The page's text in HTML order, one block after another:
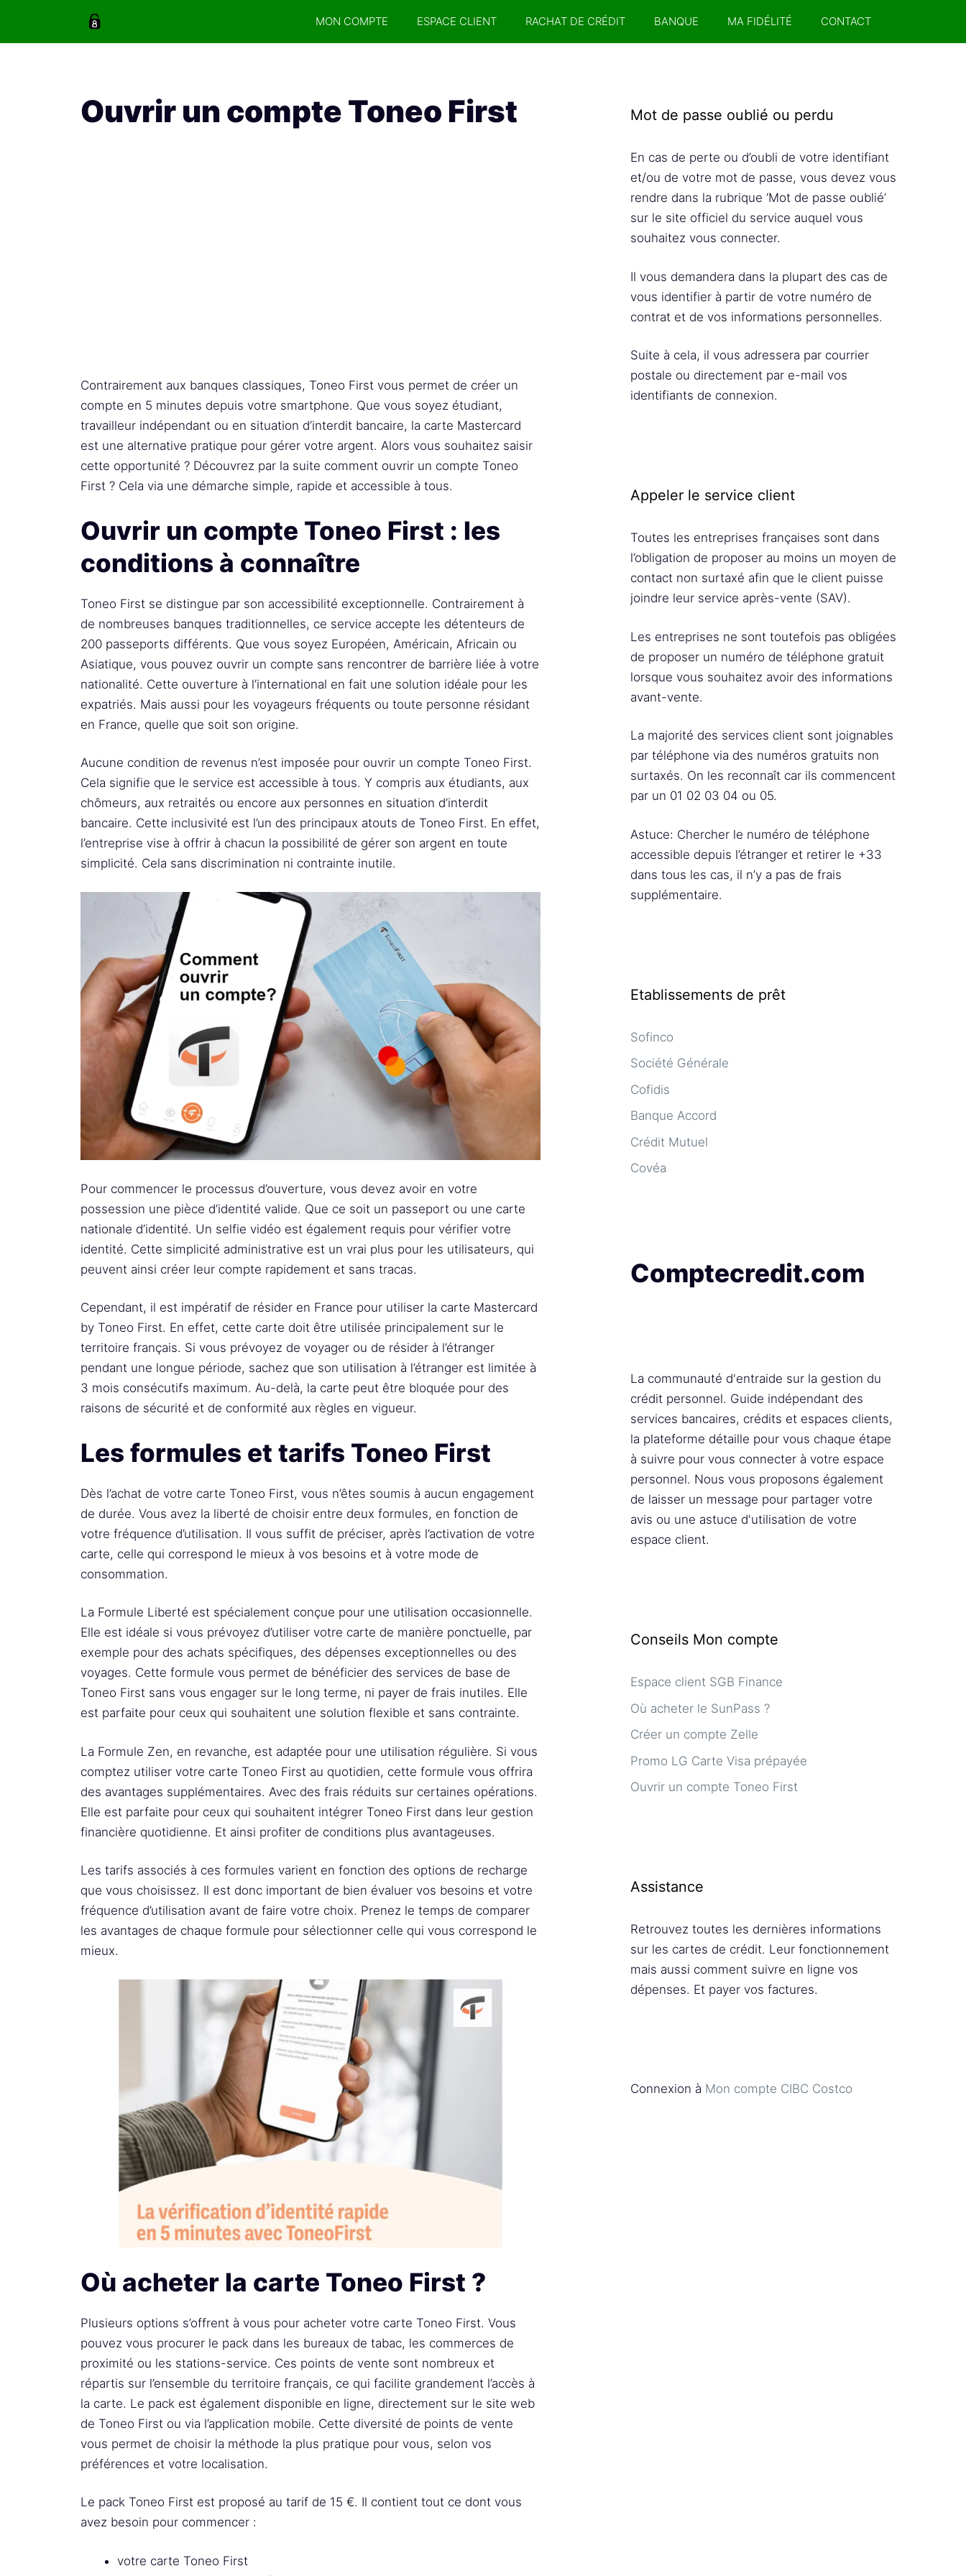
MON COMPTE ESPACE CLIENT RACHAT DE CRÉDIT BANQUE MA FIDÉLITÉ CONTACT
Ouvrir un compte Toneo First
Contrairement aux banques classiques, Toneo First vous permet de créer un
compte en 5 minutes depuis votre smartphone. Que vous soyez étudiant,
travailleur indépendant ou en situation d’interdit bancaire, la carte Mastercard
est une alternative pratique pour gérer votre argent. Alors vous souhaitez saisir
cette opportunité ? Découvrez par la suite comment ouvrir un compte Toneo
First ? Cela via une démarche simple, rapide et accessible à tous.
Ouvrir un compte Toneo First : les
conditions à connaître
Toneo First se distingue par son accessibilité exceptionnelle. Contrairement à
de nombreuses banques traditionnelles, ce service accepte les détenteurs de
200 passeports différents. Que vous soyez Européen, Américain, Africain ou
Asiatique, vous pouvez ouvrir un compte sans rencontrer de barrière liée à votre
nationalité. Cette ouverture à l’international en fait une solution idéale pour les
expatriés. Mais aussi pour les voyageurs fréquents ou toute personne résidant
en France, quelle que soit son origine.
Aucune condition de revenus n’est imposée pour ouvrir un compte Toneo First.
Cela signifie que le service est accessible à tous. Y compris aux étudiants, aux
chômeurs, aux retraités ou encore aux personnes en situation d’interdit
bancaire. Cette inclusivité est l’un des principaux atouts de Toneo First. En effet,
l’entreprise vise à offrir à chacun la possibilité de gérer son argent en toute
simplicité. Cela sans discrimination ni contrainte inutile.
Pour commencer le processus d’ouverture, vous devez avoir en votre
possession une pièce d’identité valide. Que ce soit un passeport ou une carte
nationale d’identité. Un selfie vidéo est également requis pour vérifier votre
identité. Cette simplicité administrative est un vrai plus pour les utilisateurs, qui
peuvent ainsi créer leur compte rapidement et sans tracas.
Cependant, il est impératif de résider en France pour utiliser la carte Mastercard
by Toneo First. En effet, cette carte doit être utilisée principalement sur le
territoire français. Si vous prévoyez de voyager ou de résider à l’étranger
pendant une longue période, sachez que son utilisation à l’étranger est limitée à
3 mois consécutifs maximum. Au-delà, la carte peut être bloquée pour des
raisons de sécurité et de conformité aux règles en vigueur.
Les formules et tarifs Toneo First
Dès l’achat de votre carte Toneo First, vous n’êtes soumis à aucun engagement
de durée. Vous avez la liberté de choisir entre deux formules, en fonction de
votre fréquence d’utilisation. Il vous suffit de préciser, après l’activation de votre
carte, celle qui correspond le mieux à vos besoins et à votre mode de
consommation.
La Formule Liberté est spécialement conçue pour une utilisation occasionnelle.
Elle est idéale si vous prévoyez d’utiliser votre carte de manière ponctuelle, par
exemple pour des achats spécifiques, des dépenses exceptionnelles ou des
voyages. Cette formule vous permet de bénéficier des services de base de
Toneo First sans vous engager sur le long terme, ni payer de frais inutiles. Elle
est parfaite pour ceux qui souhaitent une solution flexible et sans contrainte.
La Formule Zen, en revanche, est adaptée pour une utilisation régulière. Si vous
comptez utiliser votre carte Toneo First au quotidien, cette formule vous offrira
des avantages supplémentaires. Avec des frais réduits sur certaines opérations.
Elle est parfaite pour ceux qui souhaitent intégrer Toneo First dans leur gestion
financière quotidienne. Et ainsi profiter de conditions plus avantageuses.
Les tarifs associés à ces formules varient en fonction des options de recharge
que vous choisissez. Il est donc important de bien évaluer vos besoins et votre
fréquence d’utilisation avant de faire votre choix. Prenez le temps de comparer
les avantages de chaque formule pour sélectionner celle qui vous correspond le
mieux.
Où acheter la carte Toneo First ?
Plusieurs options s’offrent à vous pour acheter votre carte Toneo First. Vous
pouvez vous procurer le pack dans les bureaux de tabac, les commerces de
proximité ou les stations-service. Ces points de vente sont nombreux et
répartis sur l’ensemble du territoire français, ce qui facilite grandement l’accès à
la carte. Le pack est également disponible en ligne, directement sur le site web
de Toneo First ou via l’application mobile. Cette diversité de points de vente
vous permet de choisir la méthode la plus pratique pour vous, selon vos
préférences et votre localisation.
Le pack Toneo First est proposé au tarif de 15 €. Il contient tout ce dont vous
avez besoin pour commencer :
votre carte Toneo First
Mot de passe oublié ou perdu
En cas de perte ou d’oubli de votre identifiant
et/ou de votre mot de passe, vous devez vous
rendre dans la rubrique ‘Mot de passe oublié’
sur le site officiel du service auquel vous
souhaitez vous connecter.
Il vous demandera dans la plupart des cas de
vous identifier à partir de votre numéro de
contrat et de vos informations personnelles.
Suite à cela, il vous adressera par courrier
postale ou directement par e-mail vos
identifiants de connexion.
Appeler le service client
Toutes les entreprises françaises sont dans
l’obligation de proposer au moins un moyen de
contact non surtaxé afin que le client puisse
joindre leur service après-vente (SAV).
Les entreprises ne sont toutefois pas obligées
de proposer un numéro de téléphone gratuit
lorsque vous souhaitez avoir des informations
avant-vente.
La majorité des services client sont joignables
par téléphone via des numéros gratuits non
surtaxés. On les reconnaît car ils commencent
par un 01 02 03 04 ou 05.
Astuce: Chercher le numéro de téléphone
accessible depuis l’étranger et retirer le +33
dans tous les cas, il n’y a pas de frais
supplémentaire.
Etablissements de prêt
Sofinco
Société Générale
Cofidis
Banque Accord
Crédit Mutuel
Covéa
Comptecredit.com
La communauté d'entraide sur la gestion du
crédit personnel. Guide indépendant des
services bancaires, crédits et espaces clients,
la plateforme détaille pour vous chaque étape
à suivre pour vous connecter à votre espace
personnel. Nous vous proposons également
de laisser un message pour partager votre
avis ou une astuce d'utilisation de votre
espace client.
Conseils Mon compte
Espace client SGB Finance
Où acheter le SunPass ?
Créer un compte Zelle
Promo LG Carte Visa prépayée
Ouvrir un compte Toneo First
Assistance
Retrouvez toutes les dernières informations
sur les cartes de crédit. Leur fonctionnement
mais aussi comment suivre en ligne vos
dépenses. Et payer vos factures.
Connexion à Mon compte CIBC Costco